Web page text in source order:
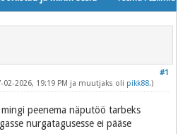
#1
2026, 19:19 PM ja muutjaks oli pikk88.)
peenema näputöö tarbeks
nurgatagusesse ei pääse